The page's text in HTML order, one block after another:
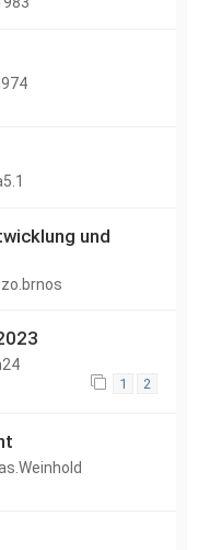
und
1 2